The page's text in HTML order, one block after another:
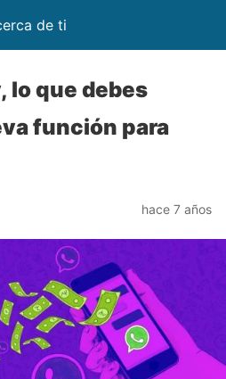
de ti
lo que debes
función para
hace 7 años